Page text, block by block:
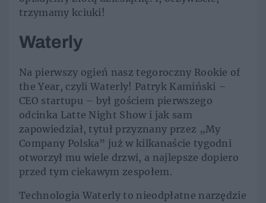
trzymamy kciuki!
Waterly
Na pierwszy ogień nasz tegoroczny Rookie of
the Year, czyli Waterly! Patryk Kamiński –
CEO startupu – był gościem pierwszego
odcinka Latte Night Show i jak sam
zapowiedział, tytuł przyznany przez „My
Company Polska” już w kilkanaście tygodni
otworzył mu wiele drzwi, a najlepsze dopiero
przed tym ciekawym zespołem.
Technologia Waterly to nieodpłatne narzędzie